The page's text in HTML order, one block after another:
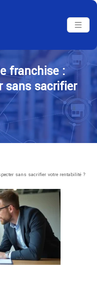
franchise :
sans sacrifier
sans sacrifier votre rentabilité ?